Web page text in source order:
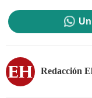
Redacción